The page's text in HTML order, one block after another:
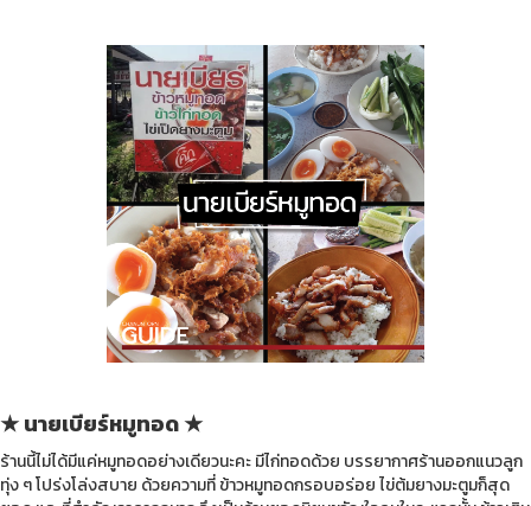
★ นายเบียร์หมูทอด ★
ร้านนี้ไม่ได้มีแค่หมูทอดอย่างเดียวนะคะ มีไก่ทอดด้วย บรรยากาศร้านออกแนวลูก
ทุ่ง ๆ โปร่งโล่งสบาย ด้วยความที่ ข้าวหมูทอดกรอบอร่อย ไข่ต้มยางมะตูมก็สุด